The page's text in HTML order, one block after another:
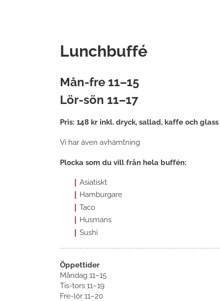
Lunchbuffé
Mån-fre 11–15
Lör-sön 11–17
Pris: 148 kr inkl. dryck, sallad, kaffe och glass
Vi har även avhämtning
Plocka som du vill från hela buffén:
Asiatiskt
Hamburgare
Taco
Husmans
Sushi
Öppettider
Måndag 11–15
Tis-tors 11–19
Fre-lör 11–20